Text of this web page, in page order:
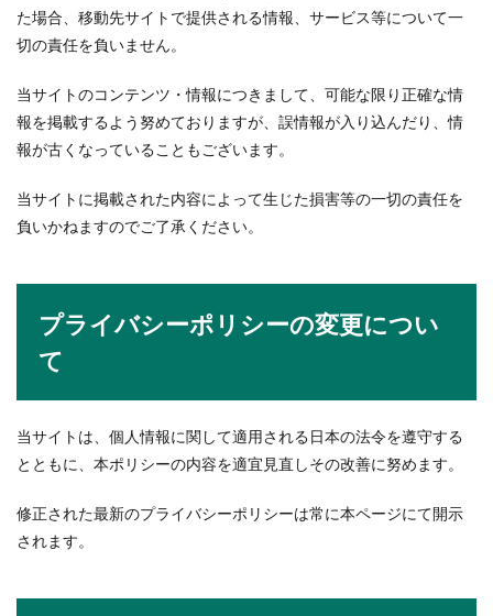
た場合、移動先サイトで提供される情報、サービス等について一
切の責任を負いません。
当サイトのコンテンツ・情報につきまして、可能な限り正確な情
報を掲載するよう努めておりますが、誤情報が入り込んだり、情
報が古くなっていることもございます。
当サイトに掲載された内容によって生じた損害等の一切の責任を
負いかねますのでご了承ください。
プライバシーポリシーの変更につい
て
当サイトは、個人情報に関して適用される日本の法令を遵守する
とともに、本ポリシーの内容を適宜見直しその改善に努めます。
修正された最新のプライバシーポリシーは常に本ページにて開示
されます。